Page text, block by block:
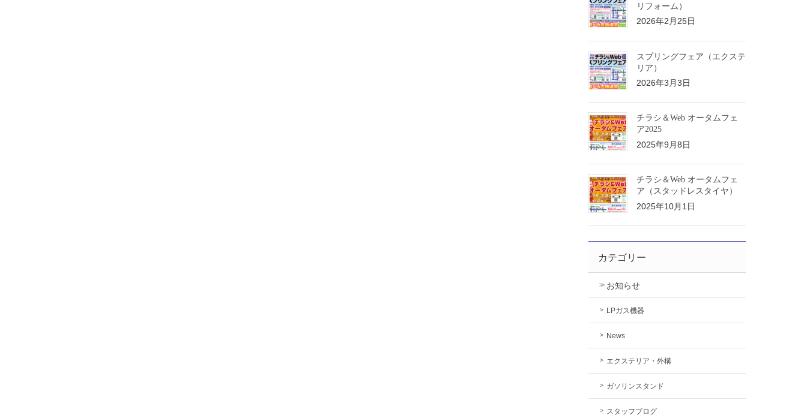
リフォーム）
2026年2月25日
スプリングフェア（エクステ
リア）
2026年3月3日
チラシ＆Web オータムフェ
ア2025
2025年9月8日
チラシ＆Web オータムフェ
ア（スタッドレスタイヤ）
2025年10月1日
カテゴリー
お知らせ
LPガス機器
News
エクステリア・外構
ガソリンスタンド
スタッフブログ